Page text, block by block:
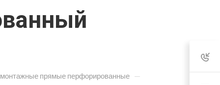
прямые перфорированные —